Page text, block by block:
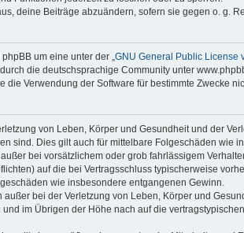
deine Beiträge abzuändern, sofern sie gegen o. g.
um eine unter der „GNU General Public License
die deutschsprachige Community unter
die Verwendung der Software für bestimmte Zwecke
von Leben, Körper und Gesundheit und der
sind. Dies gilt auch für mittelbare Folgeschäden wie
bei vorsätzlichem oder grob fahrlässigem
auf die bei Vertragsschluss typischerweise
wie insbesondere entgangenen Gewinn.
bei der Verletzung von Leben, Körper und
im Übrigen der Höhe nach auf die